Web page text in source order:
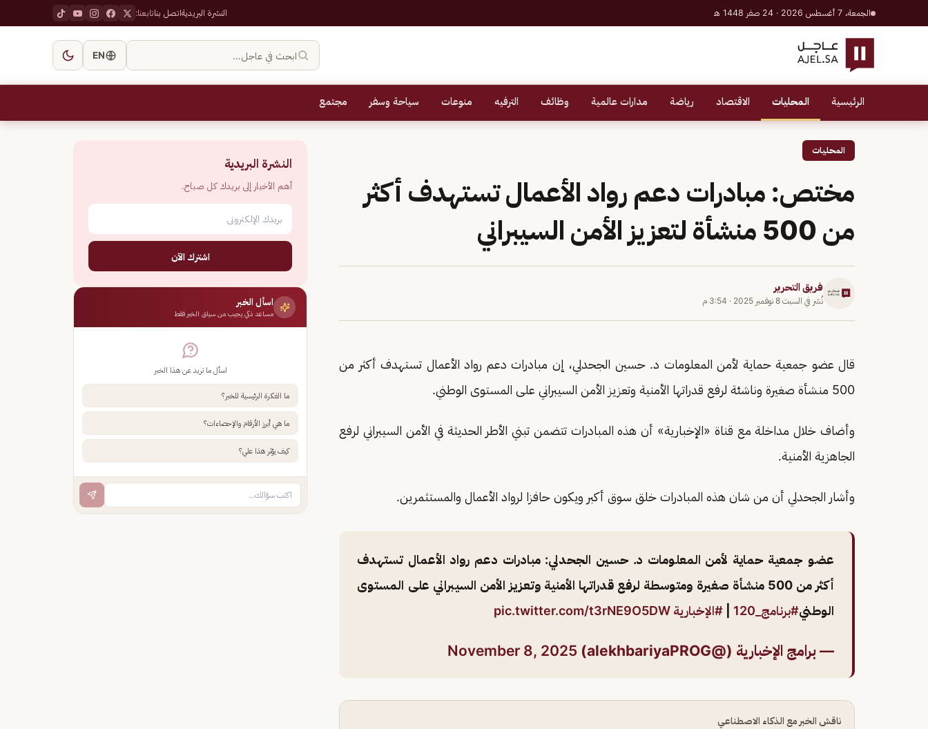
الجمعة، 7 أغسطس 2026 · 24 صفر 1448 هـ النشرة البريديةاتصل بناتابعنا:
ابحث في عاجل… EN
الرئيسية المحليات الاقتصاد رياضة مدارات عالمية وظائف الترفيه منوعات سياحة وسفر مجتمع
المحليات
مختص: مبادرات دعم رواد الأعمال تستهدف أكثر
من 500 منشأة لتعزيز الأمن السيبراني
فريق التحرير
نُشر في السبت 8 نوفمبر 2025 · 3:54 م
قال عضو جمعية حماية لأمن المعلومات د. حسين الجحدلي، إن مبادرات دعم رواد الأعمال تستهدف أكثر من
500 منشأة صغيرة وناشئة لرفع قدراتها الأمنية وتعزيز الأمن السيبراني على المستوى الوطني.
وأضاف خلال مداخلة مع قناة «الإخبارية» أن هذه المبادرات تتضمن تبني الأطر الحديثة في الأمن السيبراني لرفع
الجاهزية الأمنية.
وأشار الجحدلي أن من شان هذه المبادرات خلق سوق أكبر ويكون حافزا لرواد الأعمال والمستثمرين.
عضو جمعية حماية لأمن المعلومات د. حسين الجحدلي: مبادرات دعم رواد الأعمال تستهدف
أكثر من 500 منشأة صغيرة ومتوسطة لرفع قدراتها الأمنية وتعزيز الأمن السيبراني على المستوى
الوطني#برنامج_120 #الإخبارية pic.twitter.com/t3rNE9O5DW
— برامج الإخبارية (@alekhbariyaPROG) November 8, 2025
ناقش الخبر مع الذكاء الاصطناعي
النشرة البريدية
أهم الأخبار إلى بريدك كل صباح.
اشترك الآن
اسأل الخبر
مساعد ذكي يجيب من سياق الخبر فقط
اسأل ما تريد عن هذا الخبر
ما الفكرة الرئيسية للخبر؟
ما هي أبرز الأرقام والإحصاءات؟
كيف يؤثر هذا علي؟